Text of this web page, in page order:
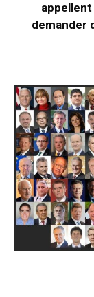
demander